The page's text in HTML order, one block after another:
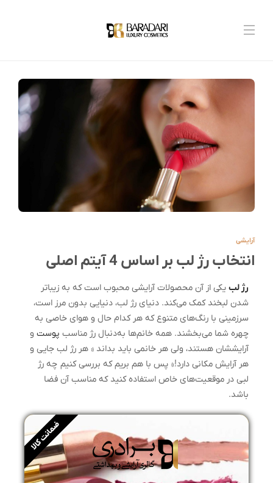
آرایشی
انتخاب رژ لب بر اساس 4 آیتم اصلی
رژ لب یکی از آن محصولات آرایشی محبوب است که به زیباتر
شدن لبخند کمک می‌کند. دنیای رژ لب، دنیایی بدون مرز است،
سرزمینی با رنگ‌های متنوع که هر کدام حال و هوای خاصی به
چهره شما می‌بخشند. همه خانم‌ها به‌دنبال رژ مناسب پوست و
آرایششان هستند، ولی هر خانمی باید بداند « هر رژ لب جایی و
هر آرایش مکانی دارد!» پس با هم بریم که بررسی کنیم چه رژ
لبی در موقعیت‌های خاص استفاده کنید که مناسب آن فضا
باشد.
ضمانت کالا